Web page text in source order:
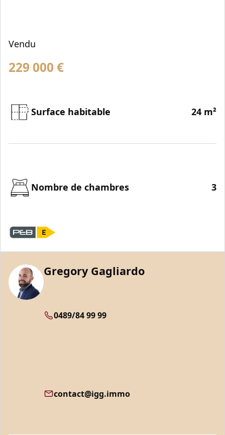
Vendu
229 000 €
Surface habitable 24 m²
Nombre de chambres 3
Gregory Gagliardo
0489/84 99 99
contact@igg.immo